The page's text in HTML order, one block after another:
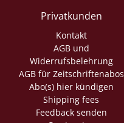
Privatkunden
Kontakt
AGB und
Widerrufsbelehrung
AGB für Zeitschriftenabos
Abo(s) hier kündigen
Shipping fees
Feedback senden